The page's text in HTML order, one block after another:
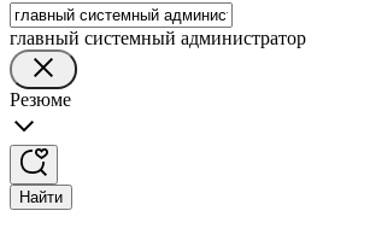
главный системный администратор
Резюме
Найти